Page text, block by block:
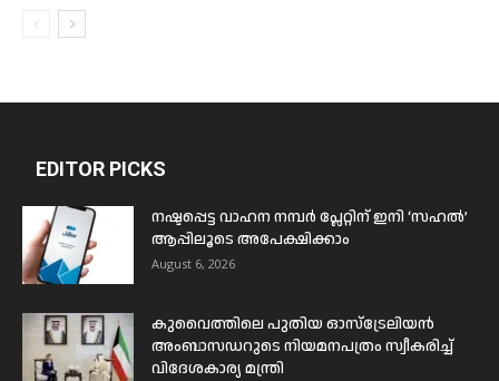
EDITOR PICKS
നഷ്ടപ്പെട്ട വാഹന നമ്പർ പ്ലേറ്റിന് ഇനി ‘സഹൽ’
ആപ്പിലൂടെ അപേക്ഷിക്കാം
August 6, 2026
കുവൈത്തിലെ പുതിയ ഓസ്ട്രേലിയൻ
അംബാസഡറുടെ നിയമനപത്രം സ്വീകരിച്ച്
വിദേശകാര്യ മന്ത്രി